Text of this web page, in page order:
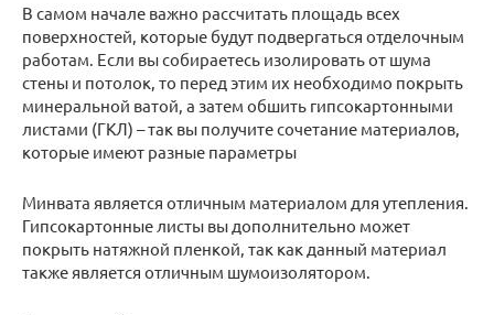
В самом начале важно рассчитать площадь всех
поверхностей, которые будут подвергаться отделочным
работам. Если вы собираетесь изолировать от шума
стены и потолок, то перед этим их необходимо покрыть
минеральной ватой, а затем обшить гипсокартонными
листами (ГКЛ) – так вы получите сочетание материалов,
которые имеют разные параметры
Минвата является отличным материалом для утепления.
Гипсокартонные листы вы дополнительно может
покрыть натяжной пленкой, так как данный материал
также является отличным шумоизолятором.